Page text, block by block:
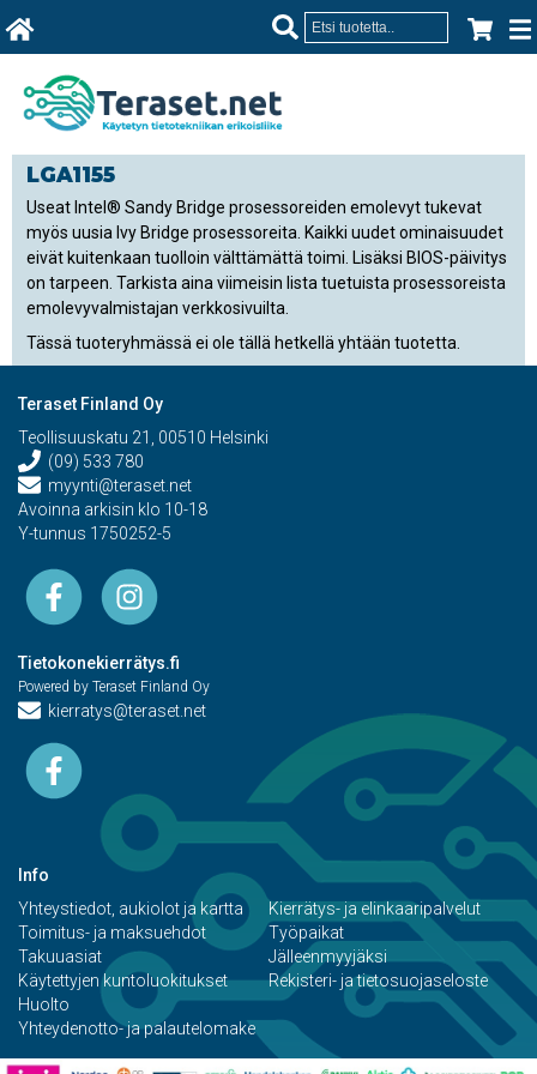
LGA1155
Useat Intel® Sandy Bridge prosessoreiden emolevyt tukevat
myös uusia Ivy Bridge prosessoreita. Kaikki uudet ominaisuudet
eivät kuitenkaan tuolloin välttämättä toimi. Lisäksi BIOS-päivitys
on tarpeen. Tarkista aina viimeisin lista tuetuista prosessoreista
emolevyvalmistajan verkkosivuilta.
Tässä tuoteryhmässä ei ole tällä hetkellä yhtään tuotetta.
Teraset Finland Oy
Teollisuuskatu 21, 00510 Helsinki
(09) 533 780
myynti@teraset.net
Avoinna arkisin klo 10-18
Y-tunnus 1750252-5
Tietokonekierrätys.fi
Powered by Teraset Finland Oy
kierratys@teraset.net
Info
Yhteystiedot, aukiolot ja kartta
Toimitus- ja maksuehdot
Takuuasiat
Käytettyjen kuntoluokitukset
Huolto
Yhteydenotto- ja palautelomake
Kierrätys- ja elinkaaripalvelut
Työpaikat
Jälleenmyyjäksi
Rekisteri- ja tietosuojaseloste